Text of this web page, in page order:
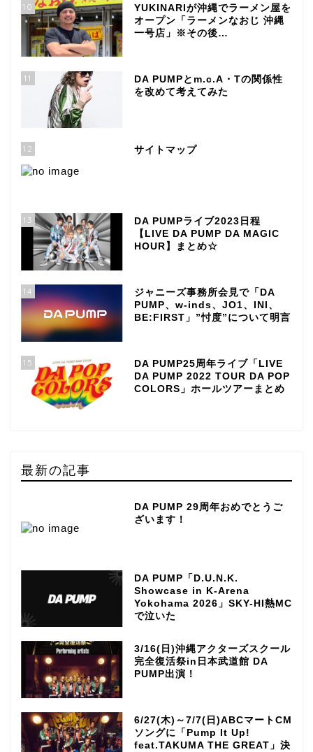
10
YUKINARIが沖縄でラーメン屋を
オープン「ラーメンなおじ 沖縄
一号店」※その後…
11
DA PUMPとm.c.A・Tの関係性
を改めて考えてみた
12 サイトマップ
13
DA PUMPライブ2023日程
【LIVE DA PUMP DA MAGIC
HOUR】まとめ☆
14
ジャニーズ事務所会見で「DA
PUMP、w-inds、JO1、INI、
BE:FIRST」”忖度”について明言
15
DA PUMP25周年ライブ「LIVE
DA PUMP 2022 TOUR DA POP
COLORS」ホールツアーまとめ
最新の記事
DA PUMP 29周年おめでとうご
ざいます！
DA PUMP「D.U.N.K.
Showcase in K-Arena
Yokohama 2026」SKY-HI熱MC
で泣いた
3/16(日)沖縄アクターズスクール
完全復活祭in日本武道館 DA
PUMP出演！
6/27(木)～7/7(日)ABCマートCM
ソングに「Pump It Up!
feat.TAKUMA THE GREAT」決